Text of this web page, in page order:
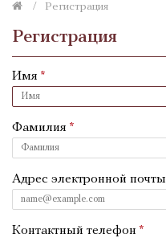
Регистрация
Регистрация
Имя
Фамилия
Адрес электронной почты
Контактный телефон